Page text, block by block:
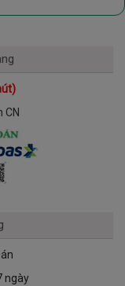
CN
ngày